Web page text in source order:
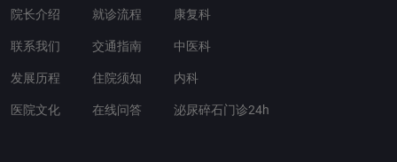
院长介绍
联系我们
发展历程
医院文化
就诊流程
交通指南
住院须知
在线问答
康复科
中医科
内科
泌尿碎石门诊24h